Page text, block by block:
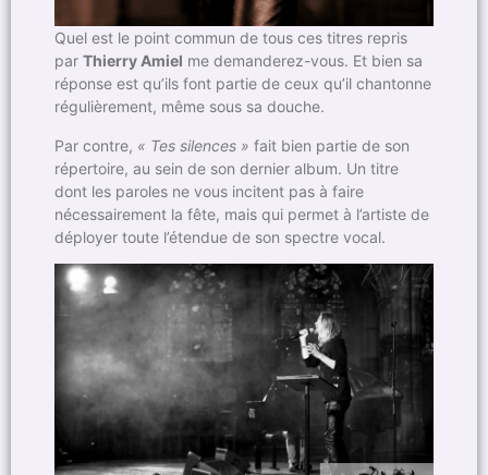
Quel est le point commun de tous ces titres repris
par Thierry Amiel me demanderez-vous. Et bien sa
réponse est qu’ils font partie de ceux qu’il chantonne
régulièrement, même sous sa douche.
Par contre, « Tes silences » fait bien partie de son
répertoire, au sein de son dernier album. Un titre
dont les paroles ne vous incitent pas à faire
nécessairement la fête, mais qui permet à l’artiste de
déployer toute l’étendue de son spectre vocal.